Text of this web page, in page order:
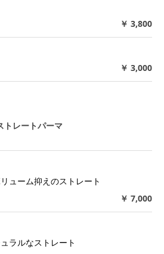
￥ 3,800
￥ 3,000
トレートパーマ
ューム抑えのストレート
￥ 7,000
ラルなストレート